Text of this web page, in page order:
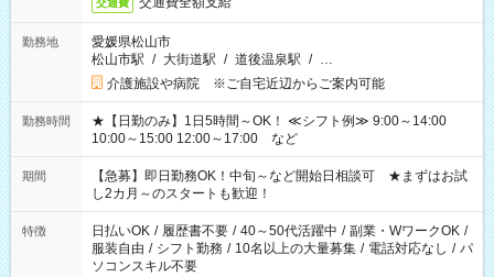
交通費
勤務地
愛媛県松山市
松山市駅 / 大街道駅 / 道後温泉駅 / …
介護施設や病院 ※ご自宅近辺からご案内可能
勤務時間
★【日勤のみ】1日5時間～OK！ ≪シフト例≫ 9:00～14:00
10:00～15:00 12:00～17:00 など
期間
【急募】即日勤務OK！中旬～など開始日相談可 ★まずはお試
し2カ月～のスタートも歓迎！
特徴 日払いOK / 履歴書不要 / 40～50代活躍中 / 副業・WワークOK /
服装自由 / シフト勤務 / 10名以上の大量募集 / 電話対応なし / パ
ソコンスキル不要